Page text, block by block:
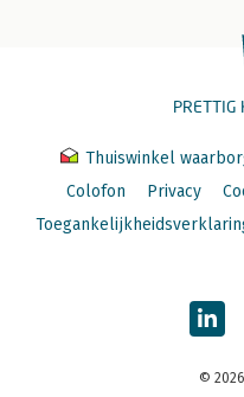
PRETTIG
Thuiswinkel
Colofon
Privacy
©